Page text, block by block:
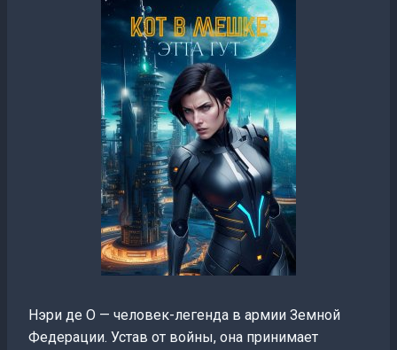
Нэри де О — человек-легенда в армии Земной
Федерации. Устав от войны, она принимает